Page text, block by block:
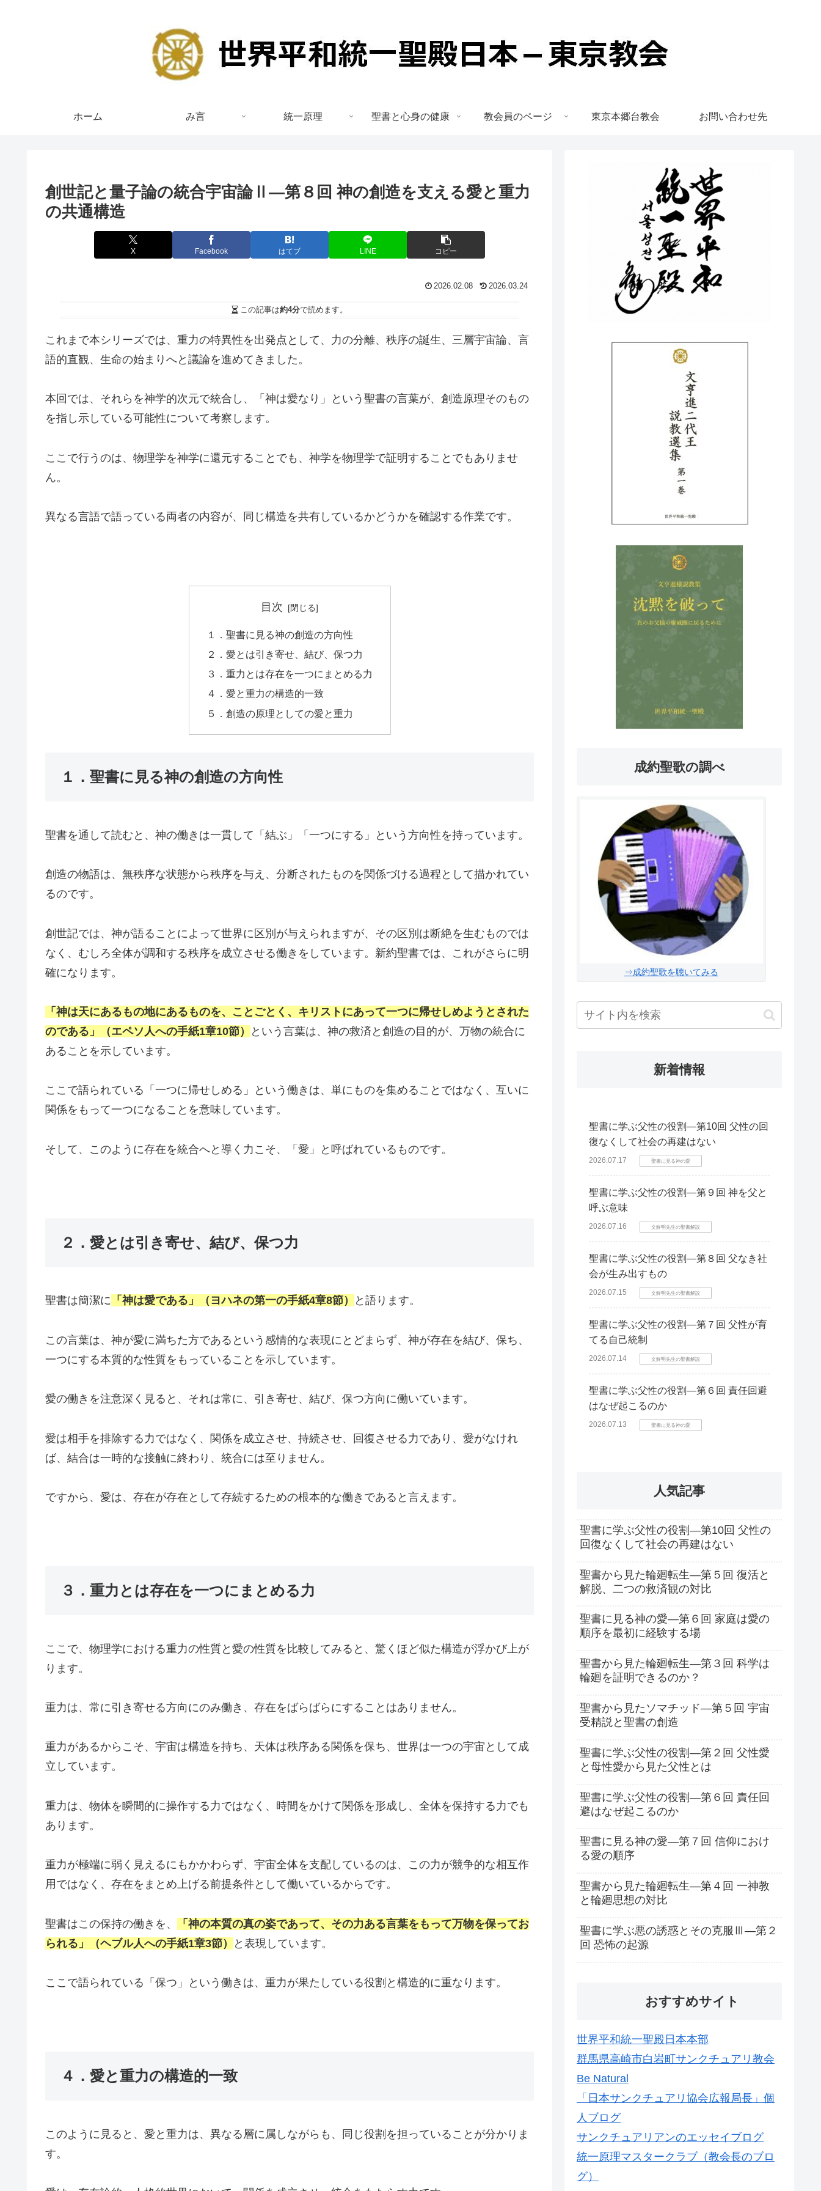
ホーム み言 統一原理 聖書と心身の健康 教会員のページ 東京本郷台教会 お問い合わせ先
創世記と量子論の統合宇宙論Ⅱ―第８回 神の創造を支える愛と重力
の共通構造
X Facebook はてブ LINE コピー
2026.02.08 2026.03.24
この記事は約4分で読めます。
これまで本シリーズでは、重力の特異性を出発点として、力の分離、秩序の誕生、三層宇宙論、言
語的直観、生命の始まりへと議論を進めてきました。
本回では、それらを神学的次元で統合し、「神は愛なり」という聖書の言葉が、創造原理そのもの
を指し示している可能性について考察します。
ここで行うのは、物理学を神学に還元することでも、神学を物理学で証明することでもありませ
ん。
異なる言語で語っている両者の内容が、同じ構造を共有しているかどうかを確認する作業です。
目次
１．聖書に見る神の創造の方向性
２．愛とは引き寄せ、結び、保つ力
３．重力とは存在を一つにまとめる力
４．愛と重力の構造的一致
５．創造の原理としての愛と重力
１．聖書に見る神の創造の方向性
聖書を通して読むと、神の働きは一貫して「結ぶ」「一つにする」という方向性を持っています。
創造の物語は、無秩序な状態から秩序を与え、分断されたものを関係づける過程として描かれてい
るのです。
創世記では、神が語ることによって世界に区別が与えられますが、その区別は断絶を生むものでは
なく、むしろ全体が調和する秩序を成立させる働きをしています。新約聖書では、これがさらに明
確になります。
「神は天にあるもの地にあるものを、ことごとく、キリストにあって一つに帰せしめようとされた
のである」（エペソ人への手紙1章10節）
という言葉は、神の救済と創造の目的が、万物の統合に
あることを示しています。
ここで語られている「一つに帰せしめる」という働きは、単にものを集めることではなく、互いに
関係をもって一つになることを意味しています。
そして、このように存在を統合へと導く力こそ、「愛」と呼ばれているものです。
２．愛とは引き寄せ、結び、保つ力
聖書は簡潔に 「神は愛である」（ヨハネの第一の手紙4章8節） と語ります。
この言葉は、神が愛に満ちた方であるという感情的な表現にとどまらず、神が存在を結び、保ち、
一つにする本質的な性質をもっていることを示しています。
愛の働きを注意深く見ると、それは常に、引き寄せ、結び、保つ方向に働いています。
愛は相手を排除する力ではなく、関係を成立させ、持続させ、回復させる力であり、愛がなけれ
ば、結合は一時的な接触に終わり、統合には至りません。
ですから、愛は、存在が存在として存続するための根本的な働きであると言えます。
３．重力とは存在を一つにまとめる力
ここで、物理学における重力の性質と愛の性質を比較してみると、驚くほど似た構造が浮かび上が
ります。
重力は、常に引き寄せる方向にのみ働き、存在をばらばらにすることはありません。
重力があるからこそ、宇宙は構造を持ち、天体は秩序ある関係を保ち、世界は一つの宇宙として成
立しています。
重力は、物体を瞬間的に操作する力ではなく、時間をかけて関係を形成し、全体を保持する力でも
あります。
重力が極端に弱く見えるにもかかわらず、宇宙全体を支配しているのは、この力が競争的な相互作
用ではなく、存在をまとめ上げる前提条件として働いているからです。
聖書はこの保持の働きを、
「神の本質の真の姿であって、その力ある言葉をもって万物を保ってお
られる」（ヘブル人への手紙1章3節）
と表現しています。
ここで語られている「保つ」という働きは、重力が果たしている役割と構造的に重なります。
４．愛と重力の構造的一致
このように見ると、愛と重力は、異なる層に属しながらも、同じ役割を担っていることが分かりま
す。
成約聖歌の調べ
⇒成約聖歌を聴いてみる
新着情報
聖書に学ぶ父性の役割―第10回 父性の回
復なくして社会の再建はない
2026.07.17 聖書に見る神の愛
聖書に学ぶ父性の役割―第９回 神を父と
呼ぶ意味
2026.07.16 文鮮明先生の聖書解説
聖書に学ぶ父性の役割―第８回 父なき社
会が生み出すもの
2026.07.15 文鮮明先生の聖書解説
聖書に学ぶ父性の役割―第７回 父性が育
てる自己統制
2026.07.14 文鮮明先生の聖書解説
聖書に学ぶ父性の役割―第６回 責任回避
はなぜ起こるのか
2026.07.13 聖書に見る神の愛
人気記事
聖書に学ぶ父性の役割―第10回 父性の
回復なくして社会の再建はない
聖書から見た輪廻転生―第５回 復活と
解脱、二つの救済観の対比
聖書に見る神の愛―第６回 家庭は愛の
順序を最初に経験する場
聖書から見た輪廻転生―第３回 科学は
輪廻を証明できるのか？
聖書から見たソマチッド―第５回 宇宙
受精説と聖書の創造
聖書に学ぶ父性の役割―第２回 父性愛
と母性愛から見た父性とは
聖書に学ぶ父性の役割―第６回 責任回
避はなぜ起こるのか
聖書に見る神の愛―第７回 信仰におけ
る愛の順序
聖書から見た輪廻転生―第４回 一神教
と輪廻思想の対比
聖書に学ぶ悪の誘惑とその克服Ⅲ―第２
回 恐怖の起源
おすすめサイト
世界平和統一聖殿日本本部
群馬県高崎市白岩町サンクチュアリ教会
Be Natural
「日本サンクチュアリ協会広報局長」個
人ブログ
サンクチュアリアンのエッセイブログ
統一原理マスタークラブ（教会長のブロ
グ）